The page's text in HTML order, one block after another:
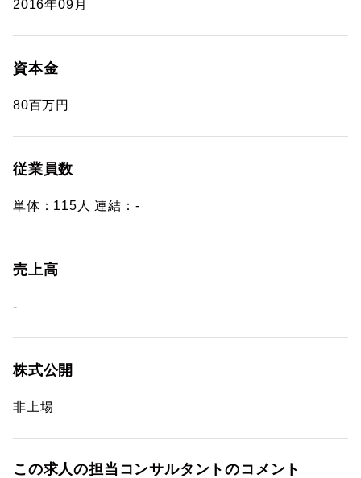
2016年09月
資本金
80百万円
従業員数
単体：115人 連結：-
売上高
-
株式公開
非上場
この求人の担当コンサルタントのコメント